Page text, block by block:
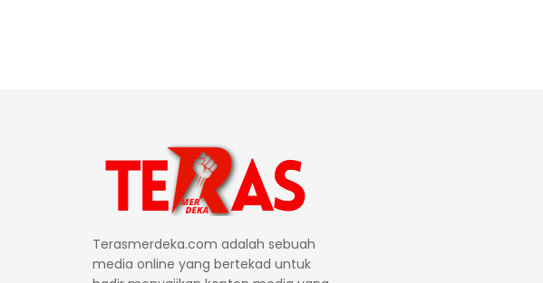
Terasmerdeka.com adalah sebuah
media online yang bertekad untuk